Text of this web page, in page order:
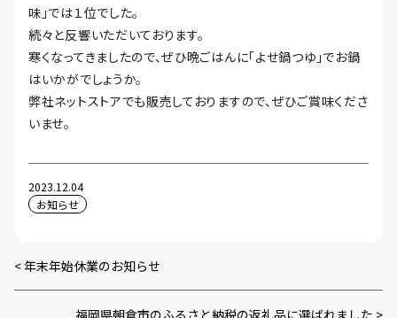
味」では１位でした。
続々と反響いただいております。
寒くなってきましたので、ぜひ晩ごはんに「よせ鍋つゆ」でお鍋
はいかがでしょうか。
弊社ネットストアでも販売しておりますので、ぜひご賞味くださ
いませ。
2023.12.04
お知らせ
年末年始休業のお知らせ
福岡県朝倉市のふるさと納税の返礼品に選ばれました